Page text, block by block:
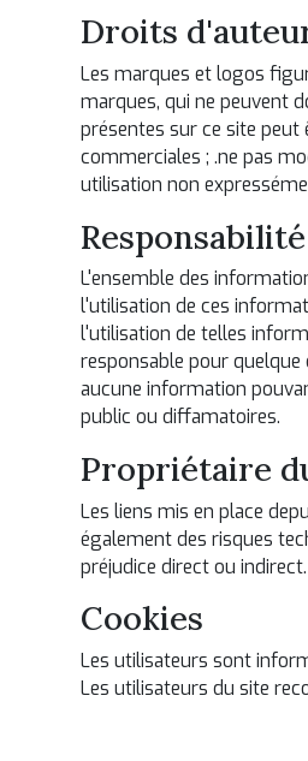
Droits
Les marques et logos
marques, qui ne peuvent
présentes sur ce site
commerciales ; .ne pas
utilisation non
Responsabilité
L'ensemble des
l'utilisation de ces
l'utilisation de telles
responsable pour
aucune information
public ou diffamatoires.
Propriétaire
Les liens mis en place
également des risques
préjudice direct ou
Cookies
Les utilisateurs sont
Les utilisateurs du site